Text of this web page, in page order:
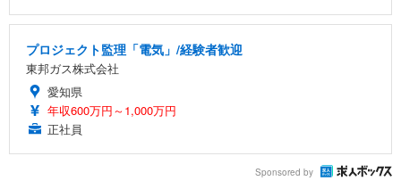
プロジェクト監理「電気」/経験者歓迎
東邦ガス株式会社
愛知県
年収600万円～1,000万円
正社員
Sponsored by